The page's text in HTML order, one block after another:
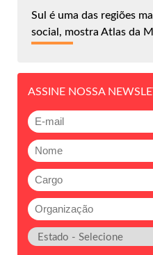
Sul é uma das regiões
social, mostra Atlas da
ASSINE NOSSA